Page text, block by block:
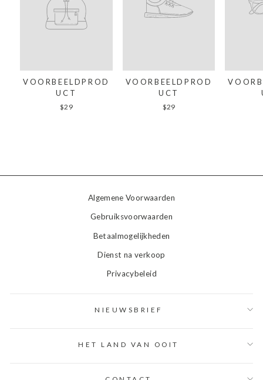
VOORBEELDPROD
UCT
$29
VOORBEELDPROD
UCT
$29
Algemene Voorwaarden
Gebruiksvoorwaarden
Betaalmogelijkheden
Dienst na verkoop
Privacybeleid
NIEUWSBRIEF
HET LAND VAN OOIT